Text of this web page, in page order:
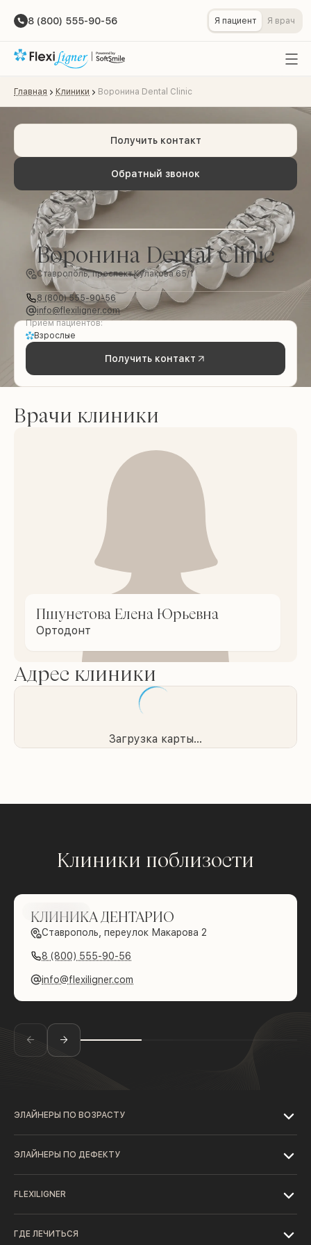
8 (800) 555-90-56 Я пациент Я врач
Главная Клиники Воронина Dental Clinic
Обратный звонок
Получить контакт
Воронина Dental Clinic
Ставрополь, проспект Кулакова 65/1
8 (800) 555-90-56
info@flexiligner.com
Приём пациентов:
Взрослые
Получить контакт
Врачи клиники
Пшунетова Елена Юрьевна
Ортодонт
Адрес клиники
Загрузка карты...
Клиники поблизости
Brilliance
КЛИНИКА ДЕНТАРИО
Ставрополь, переулок Макарова 2
8 (800) 555-90-56
info@flexiligner.com
ЭЛАЙНЕРЫ ПО ВОЗРАСТУ
ЭЛАЙНЕРЫ ПО ДЕФЕКТУ
FLEXILIGNER
ГДЕ ЛЕЧИТЬСЯ